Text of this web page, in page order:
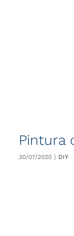
Pintura
30/07/2020 | DIY